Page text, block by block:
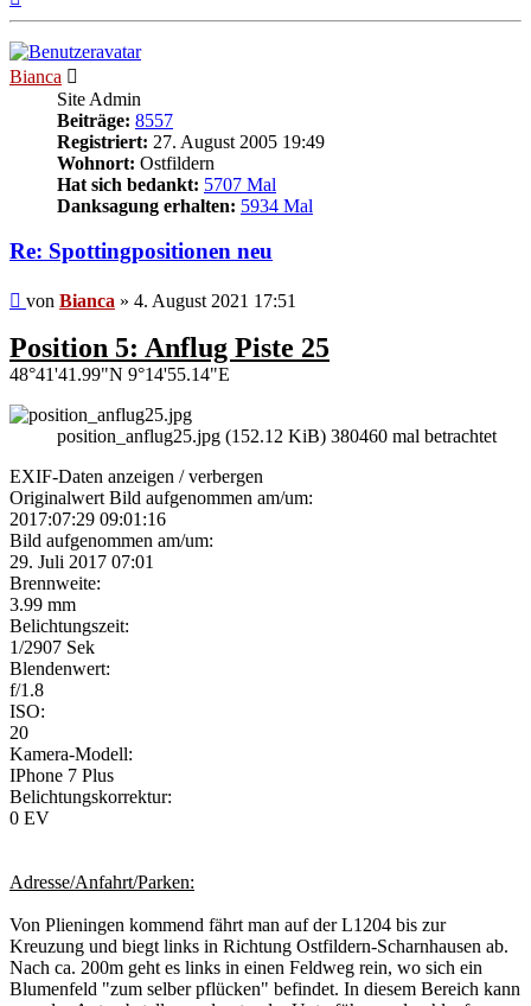
Bianca
Site Admin
Beiträge: 8557
Registriert: 27. August 2005 19:49
Wohnort: Ostfildern
Hat sich bedankt: 5707 Mal
Danksagung erhalten: 5934 Mal
Re: Spottingpositionen neu
Beitrag
von Bianca » 4. August 2021 17:51
Position 5: Anflug Piste 25
48°41'41.99"N 9°14'55.14"E
position_anflug25.jpg (152.12 KiB) 380460 mal betrachtet
EXIF-Daten anzeigen / verbergen
Originalwert Bild aufgenommen am/um:
2017:07:29 09:01:16
Bild aufgenommen am/um:
29. Juli 2017 07:01
Brennweite:
3.99 mm
Belichtungszeit:
1/2907 Sek
Blendenwert:
f/1.8
ISO:
20
Kamera-Modell:
IPhone 7 Plus
Belichtungskorrektur:
0 EV
Adresse/Anfahrt/Parken:
Von Plieningen kommend fährt man auf der L1204 bis zur
Kreuzung und biegt links in Richtung Ostfildern-Scharnhausen ab.
Nach ca. 200m geht es links in einen Feldweg rein, wo sich ein
Blumenfeld "zum selber pflücken" befindet. In diesem Bereich kann